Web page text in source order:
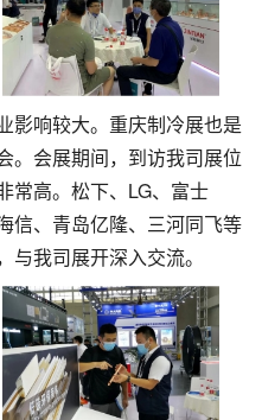
影响较大。重庆制冷展也是
。会展期间，到访我司展位
常高。松下、LG、富士
信、青岛亿隆、三河同飞等
我司展开深入交流。